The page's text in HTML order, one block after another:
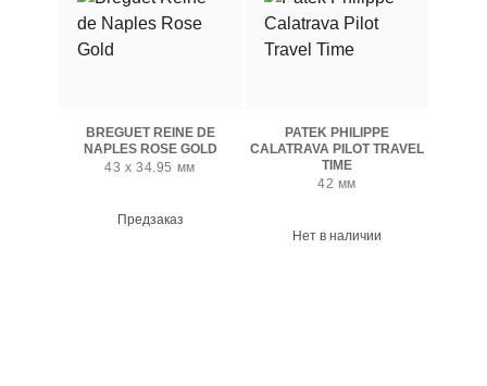
BREGUET REINE DE
NAPLES ROSE GOLD
43 x 34.95 мм
Предзаказ
PATEK PHILIPPE
CALATRAVA PILOT TRAVEL
TIME
42 мм
Нет в наличии